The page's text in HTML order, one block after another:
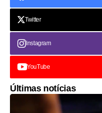
Twitter
Instagram
YouTube
Últimas notícias